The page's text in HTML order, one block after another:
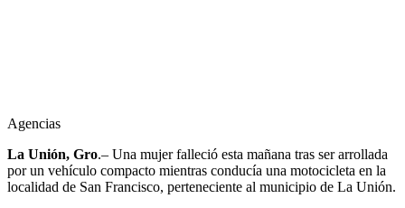
Agencias
La Unión, Gro.– Una mujer falleció esta mañana tras ser arrollada
por un vehículo compacto mientras conducía una motocicleta en la
localidad de San Francisco, perteneciente al municipio de La Unión.